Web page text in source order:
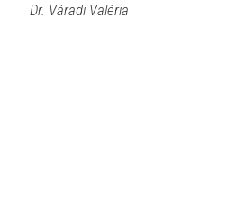
Dr. Váradi Valéria